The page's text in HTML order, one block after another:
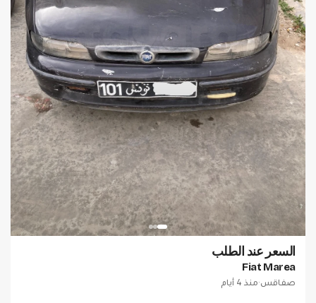
السعر عند الطلب
Fiat Marea
صفاقس·منذ 4 أيام